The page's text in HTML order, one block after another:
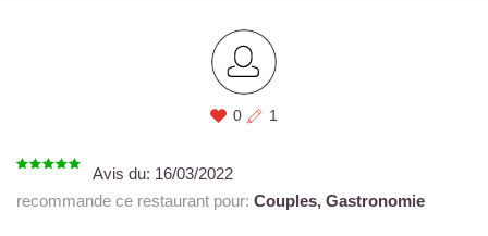
0 1
Avis du: 16/03/2022
recommande ce restaurant pour: Couples, Gastronomie